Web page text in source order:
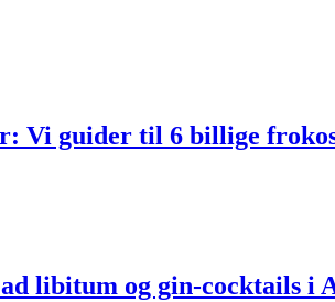
Vi guider til 6 billige
libitum og gin-cocktails i